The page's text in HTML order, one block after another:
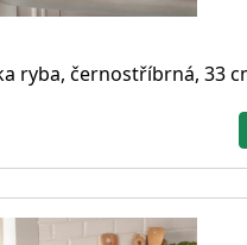
ryba, černostříbrná, 33